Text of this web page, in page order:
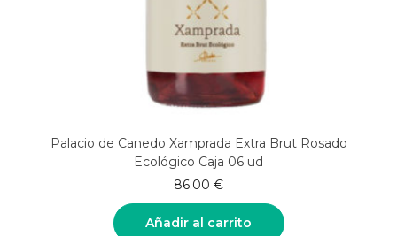
Palacio de Canedo Xamprada Extra Brut Rosado
Ecológico Caja 06 ud
86.00 €
Añadir al carrito